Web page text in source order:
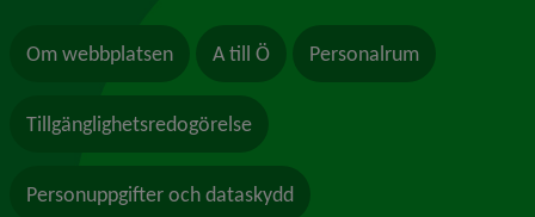
Om webbplatsen A till Ö Personalrum
Tillgänglighetsredogörelse
Personuppgifter och dataskydd